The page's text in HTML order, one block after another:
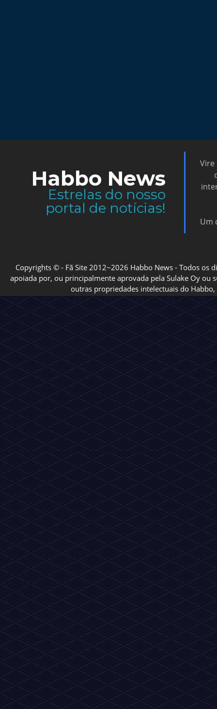
Habbo News
Estrelas do nosso
portal de notícias!
Vire
Um
Copyrights © - Fã Site 2012~2026 Habbo News - Todos os
apoiada por, ou principalmente aprovada pela Sulake Oy ou
outras propriedades intelectuais do